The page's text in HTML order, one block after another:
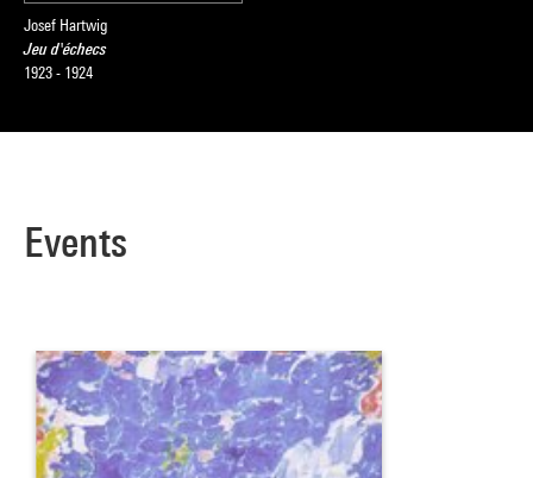
Josef Hartwig
Jeu d'échecs
1923 - 1924
Events